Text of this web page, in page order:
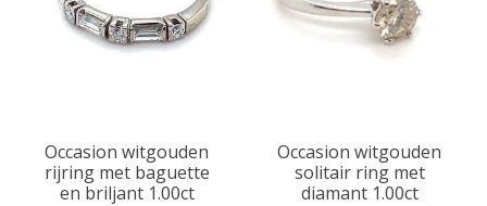
Occasion witgouden
rijring met baguette
en briljant 1.00ct
Occasion witgouden
solitair ring met
diamant 1.00ct